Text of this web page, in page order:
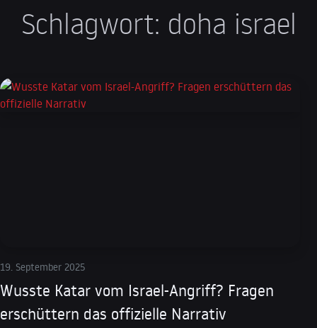
Schlagwort: doha israel
19. September 2025
Wusste Katar vom Israel-Angriff? Fragen
erschüttern das offizielle Narrativ